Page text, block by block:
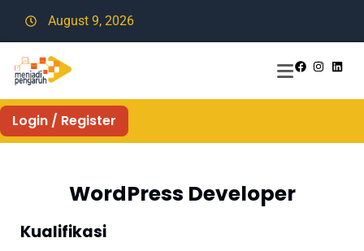
August 9, 2026
Login / Register
WordPress Developer
Kualifikasi